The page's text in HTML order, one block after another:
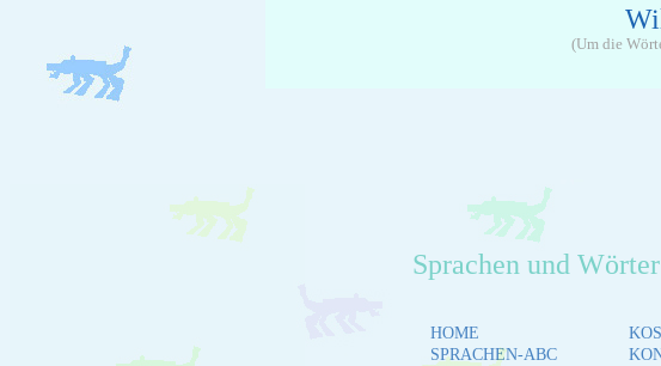
(Um die
Sprachen und
HOME
SPRACHEN-ABC